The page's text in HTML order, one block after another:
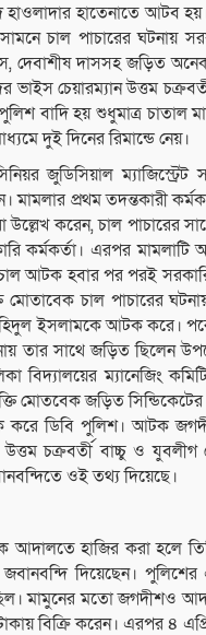
হাতেনাতে আটব হয়।
চাল পাচারের ঘটনায়
দেবাশীষ দাসসহ জড়িত
চেয়ারম্যান উত্তম
বাদি হয় শুধুমাত্র চাতাল
দুই দিনের রিমান্ডে নেয়।
জুডিসিয়াল
প্রথম তদন্তকারী
করেন, চাল পাচারের
এরপর মামলাটি
আটক হবার পর পরই সরকারি
মোতাবেক চাল পাচারের
ইসলামকে আটক করে।
তার সাথে জড়িত ছিলেন
বিদ্যালয়ের ম্যানেজিং
মোতবেক জড়িত
করে ডিবি পুলিশ। আটক
চক্রবর্তী বাচ্চু ও
ওই তথ্য দিয়েছে।
হাজির করা হলে তিনি
জবানবন্দি দিয়েছেন।
মামুনের মতো জগদীশও
বিক্রি করেন। এরপর ৪